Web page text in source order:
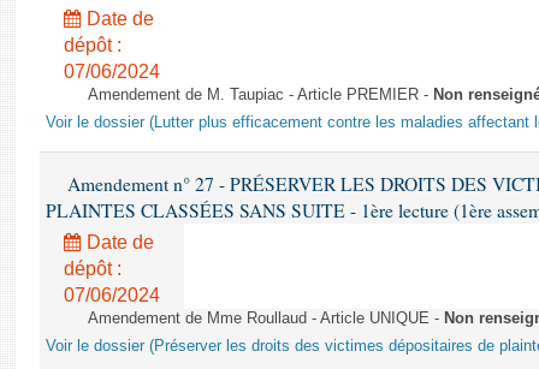
Date de
dépôt :
07/06/2024
Amendement de M. Taupiac - Article PREMIER - Non
Voir le dossier (Lutter plus efficacement contre les maladies affectant
Amendement n° 27 - PRÉSERVER LES DROITS DES
PLAINTES CLASSÉES SANS SUITE - 1ère lecture (1ère
Date de
dépôt :
07/06/2024
Amendement de Mme Roullaud - Article UNIQUE - Non
Voir le dossier (Préserver les droits des victimes dépositaires de